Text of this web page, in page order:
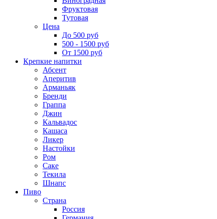
Фруктовая
Тутовая
Цена
До 500 руб
500 - 1500 руб
От 1500 руб
Крепкие напитки
Абсент
Аперитив
Арманьяк
Бренди
Граппа
Джин
Кальвадос
Кашаса
Ликер
Настойки
Ром
Саке
Текила
Шнапс
Пиво
Страна
Россия